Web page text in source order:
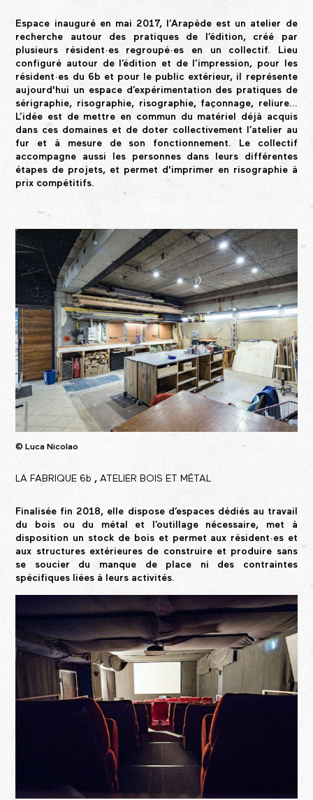
Espace inauguré en mai 2017, l’Arapède est un atelier de
recherche autour des pratiques de l’édition, créé par
plusieurs résident·es regroupé·es en un collectif. Lieu
configuré autour de l’édition et de l’impression, pour les
résident·es du 6b et pour le public extérieur, il représente
aujourd'hui un espace d’expérimentation des pratiques de
sérigraphie, risographie, risographie, façonnage, reliure...
L’idée est de mettre en commun du matériel déjà acquis
dans ces domaines et de doter collectivement l’atelier au
fur et à mesure de son fonctionnement. Le collectif
accompagne aussi les personnes dans leurs différentes
étapes de projets, et permet d'imprimer en risographie à
prix compétitifs.
© Luca Nicolao
LA FABRIQUE 6b ,ATELIER BOIS ET MÉTAL
Finalisée fin 2018, elle dispose d’espaces dédiés au travail
du bois ou du métal et l’outillage nécessaire, met à
disposition un stock de bois et permet aux résident·eset
aux structures extérieures de construire et produire sans
se soucier du manque de place ni des contraintes
spécifiques liées à leurs activités.